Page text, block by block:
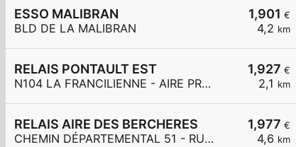
1,901 €
4,2 km
ESSO MALIBRAN
BLD DE LA MALIBRAN
1,927 €
2,1 km
RELAIS PONTAULT EST
N104 LA FRANCILIENNE - AIRE PRE DE L'AULNES ET DE LA GDE MAR
1,977 €
4,6 km
RELAIS AIRE DES BERCHERES
CHEMIN DÉPARTEMENTAL 51 - RUE DES BERCHÈRES